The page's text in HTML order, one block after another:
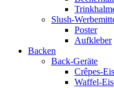
Slush-
Poster
Aufkleber
Backen
Back-Geräte
Crêpes-
Waffel-